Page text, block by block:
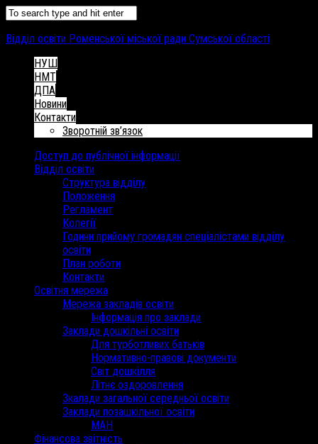
Відділ освіти Роменської міської ради Сумської області
НУШ
НМТ
ДПА
Новини
Контакти
Зворотній зв’язок
Доступ до публічної інформації
Відділ освіти
Структура відділу
Положення
Регламент
Колегії
Години прийому громадян спеціалістами відділу
освіти
План роботи
Контакти
Освітня мережа
Мережа закладів освіти
Інформація про заклади
Заклади дошкільні освіти
Для турботливих батьків
Нормативно-правові документи
Світ дошкілля
Літнє оздоровлення
Зкалади загальної середньої освіти
Заклади позашкільної освіти
МАН
Фінансова звітність